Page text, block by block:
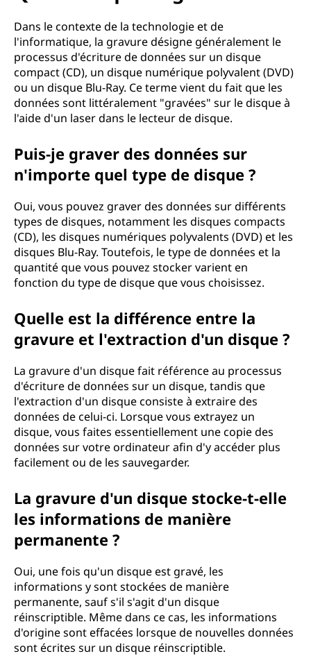
u
Dans le contexte de la technologie et de
l'informatique, la gravure désigne généralement le
processus d'écriture de données sur un disque
compact (CD), un disque numérique polyvalent (DVD)
ou un disque Blu-Ray. Ce terme vient du fait que les
données sont littéralement "gravées" sur le disque à
l'aide d'un laser dans le lecteur de disque.
Puis-je graver des données sur
n'importe quel type de disque ?
Oui, vous pouvez graver des données sur différents
types de disques, notamment les disques compacts
(CD), les disques numériques polyvalents (DVD) et les
disques Blu-Ray. Toutefois, le type de données et la
quantité que vous pouvez stocker varient en
fonction du type de disque que vous choisissez.
Quelle est la différence entre la
gravure et l'extraction d'un disque ?
La gravure d'un disque fait référence au processus
d'écriture de données sur un disque, tandis que
l'extraction d'un disque consiste à extraire des
données de celui-ci. Lorsque vous extrayez un
disque, vous faites essentiellement une copie des
données sur votre ordinateur afin d'y accéder plus
facilement ou de les sauvegarder.
La gravure d'un disque stocke-t-elle
les informations de manière
permanente ?
Oui, une fois qu'un disque est gravé, les
informations y sont stockées de manière
permanente, sauf s'il s'agit d'un disque
réinscriptible. Même dans ce cas, les informations
d'origine sont effacées lorsque de nouvelles données
sont écrites sur un disque réinscriptible.